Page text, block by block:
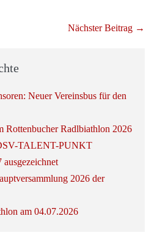
Nächster Beitrag →
Neuer Vereinsbus für den
Rottenbucher Radlbiathlon 2026
TALENT-PUNKT
2026 der
am 04.07.2026